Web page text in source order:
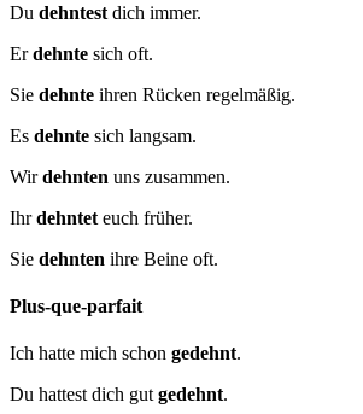
Du dehntest dich immer.
Erdehnte sich oft.
Sie dehnte ihren Rücken regelmäßig.
Es dehnte sich langsam.
Wirdehnten uns zusammen.
Ihrdehntet euch früher.
Sie dehnten ihre Beine oft.
Plus-que-parfait
Ich hatte mich schon gedehnt.
Du hattest dich gut gedehnt.